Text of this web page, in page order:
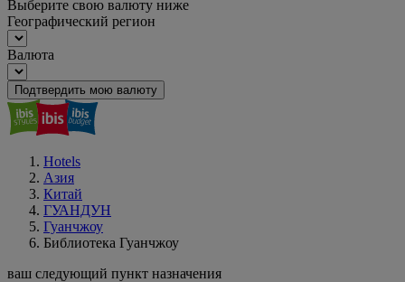
Выберите свою валюту ниже
Географический регион
Валюта
Подтвердить мою валюту
Hotels
Азия
Китай
ГУАНДУН
Гуанчжоу
Библиотека Гуанчжоу
ваш следующий пункт назначения